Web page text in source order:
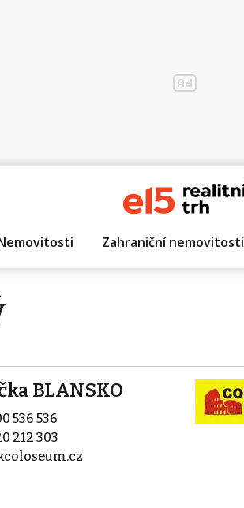
Zahraniční nemovitosti
BLANSKO
536 536
212 303